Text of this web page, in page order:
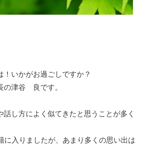
！いかがお過ごしですか？
津谷 良です。
し方によく似てきたと思うことが多く
に入りましたが、あまり多くの思い出は